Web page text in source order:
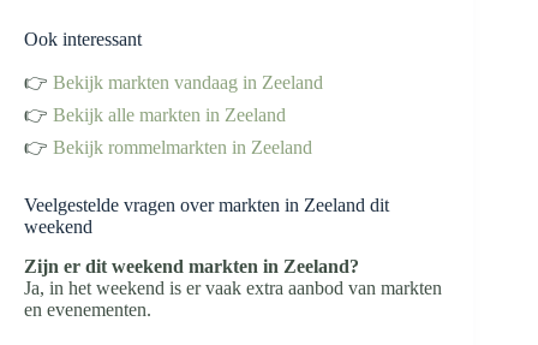
Ook interessant
👉 Bekijk markten vandaag in Zeeland
👉 Bekijk alle markten in Zeeland
👉 Bekijk rommelmarkten in Zeeland
Veelgestelde vragen over markten in Zeeland dit
weekend
Zijn er dit weekend markten in Zeeland?
Ja, in het weekend is er vaak extra aanbod van markten
en evenementen.